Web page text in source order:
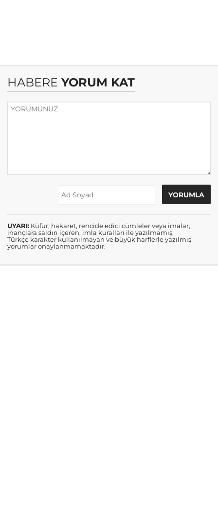
HABERE YORUM KAT
UYARI: Küfür, hakaret, rencide edici cümleler veya imalar,
inançlara saldırı içeren, imla kuralları ile yazılmamış,
Türkçe karakter kullanılmayan ve büyük harflerle yazılmış
yorumlar onaylanmamaktadır.